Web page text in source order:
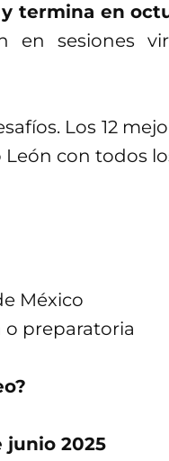
termina en
en sesiones
Los 12
con todos
México
o preparatoria
junio 2025